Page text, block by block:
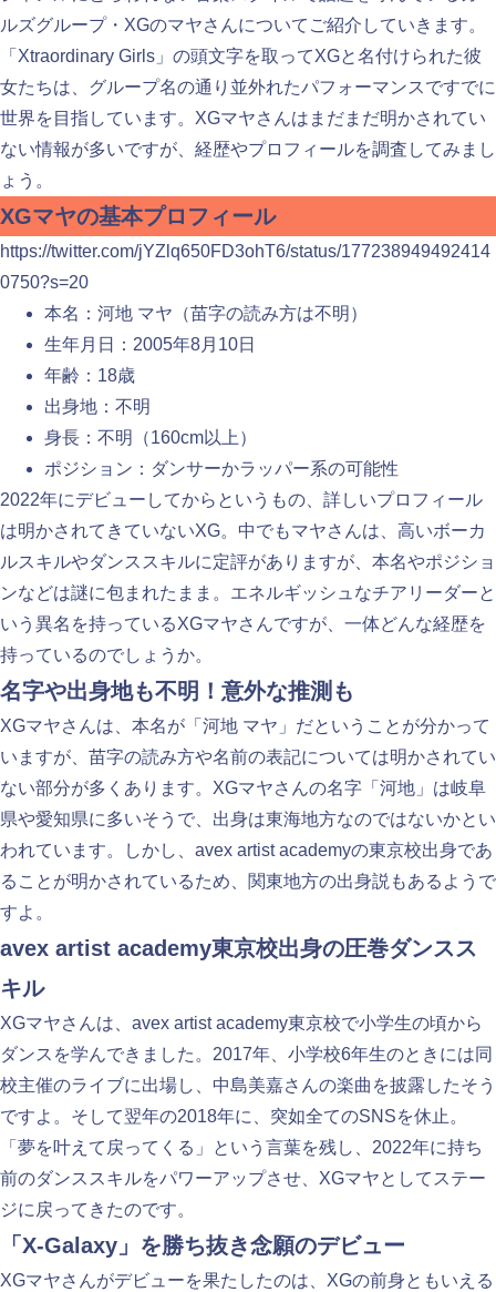
ルズグループ・XGのマヤさんについてご紹介していきます。
「Xtraordinary Girls」の頭文字を取ってXGと名付けられた彼
女たちは、グループ名の通り並外れたパフォーマンスですでに
世界を目指しています。XGマヤさんはまだまだ明かされてい
ない情報が多いですが、経歴やプロフィールを調査してみまし
ょう。
XGマヤの基本プロフィール
https://twitter.com/jYZlq650FD3ohT6/status/177238949492414
0750?s=20
本名：河地 マヤ（苗字の読み方は不明）
生年月日：2005年8月10日
年齢：18歳
出身地：不明
身長：不明（160cm以上）
ポジション：ダンサーかラッパー系の可能性
2022年にデビューしてからというもの、詳しいプロフィール
は明かされてきていないXG。中でもマヤさんは、高いボーカ
ルスキルやダンススキルに定評がありますが、本名やポジショ
ンなどは謎に包まれたまま。エネルギッシュなチアリーダーと
いう異名を持っているXGマヤさんですが、一体どんな経歴を
持っているのでしょうか。
名字や出身地も不明！意外な推測も
XGマヤさんは、本名が「河地 マヤ」だということが分かって
いますが、苗字の読み方や名前の表記については明かされてい
ない部分が多くあります。XGマヤさんの名字「河地」は岐阜
県や愛知県に多いそうで、出身は東海地方なのではないかとい
われています。しかし、avex artist academyの東京校出身であ
ることが明かされているため、関東地方の出身説もあるようで
すよ。
avex artist academy東京校出身の圧巻ダンスス
キル
XGマヤさんは、avex artist academy東京校で小学生の頃から
ダンスを学んできました。2017年、小学校6年生のときには同
校主催のライブに出場し、中島美嘉さんの楽曲を披露したそう
ですよ。そして翌年の2018年に、突如全てのSNSを休止。
「夢を叶えて戻ってくる」という言葉を残し、2022年に持ち
前のダンススキルをパワーアップさせ、XGマヤとしてステー
ジに戻ってきたのです。
「X-Galaxy」を勝ち抜き念願のデビュー
XGマヤさんがデビューを果たしたのは、XGの前身ともいえる